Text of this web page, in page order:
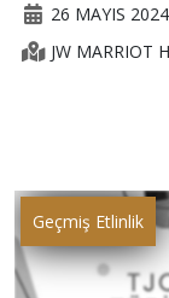
26 MAYIS
JW MARRIOT
Geçmiş Etlinlik